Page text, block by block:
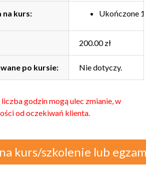
na kurs: Ukończone
200.00 zł
po kursie: Nie dotyczy.
godzin mogą ulec zmianie, w
od oczekiwań klienta.
kurs/szkolenie lub